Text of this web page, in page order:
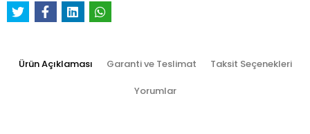
Ürün Açıklaması Garanti ve Teslimat Taksit Seçenekleri
Yorumlar